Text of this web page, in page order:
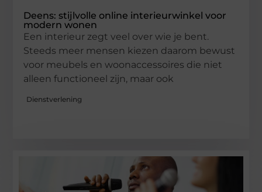
Deens: stijlvolle online interieurwinkel voor
modern wonen
Een interieur zegt veel over wie je bent.
Steeds meer mensen kiezen daarom bewust
voor meubels en woonaccessoires die niet
alleen functioneel zijn, maar ook
Dienstverlening